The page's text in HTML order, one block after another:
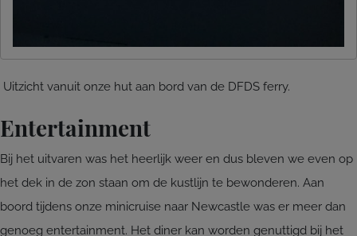
Uitzicht vanuit onze hut aan bord van de DFDS ferry.
Entertainment
Bij het uitvaren was het heerlijk weer en dus bleven we even op
het dek in de zon staan om de kustlijn te bewonderen. Aan
boord tijdens onze minicruise naar Newcastle was er meer dan
genoeg entertainment. Het diner kan worden genuttigd bij het